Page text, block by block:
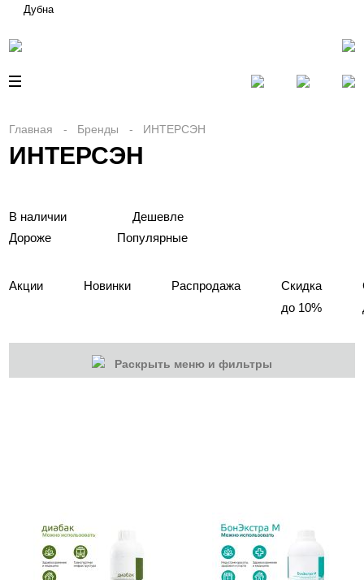
Дубна
Главная Бренды ИНТЕРСЭН
ИНТЕРСЭН
В наличии
Дешевле
Дороже
Популярные
Акции Новинки Распродажа
Скидка
до 10%
Раскрыть меню и фильтры